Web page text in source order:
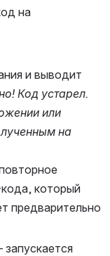
на
и выводит
Код устарел.
или
на
который
предварительно
запускается